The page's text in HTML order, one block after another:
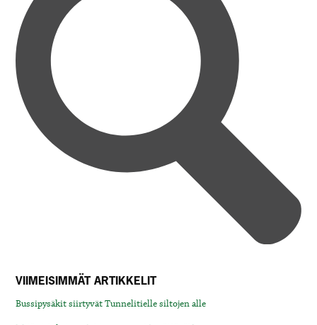
VIIMEISIMMÄT ARTIKKELIT
Bussipysäkit siirtyvät Tunnelitielle siltojen alle